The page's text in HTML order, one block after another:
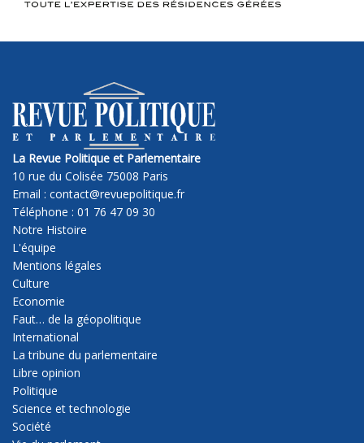
La Revue Politique et Parlementaire
10 rue du Colisée 75008 Paris
Email : contact@revuepolitique.fr
Téléphone : 01 76 47 09 30
Notre Histoire
L'équipe
Mentions légales
Culture
Economie
Faut… de la géopolitique
International
La tribune du parlementaire
Libre opinion
Politique
Science et technologie
Société